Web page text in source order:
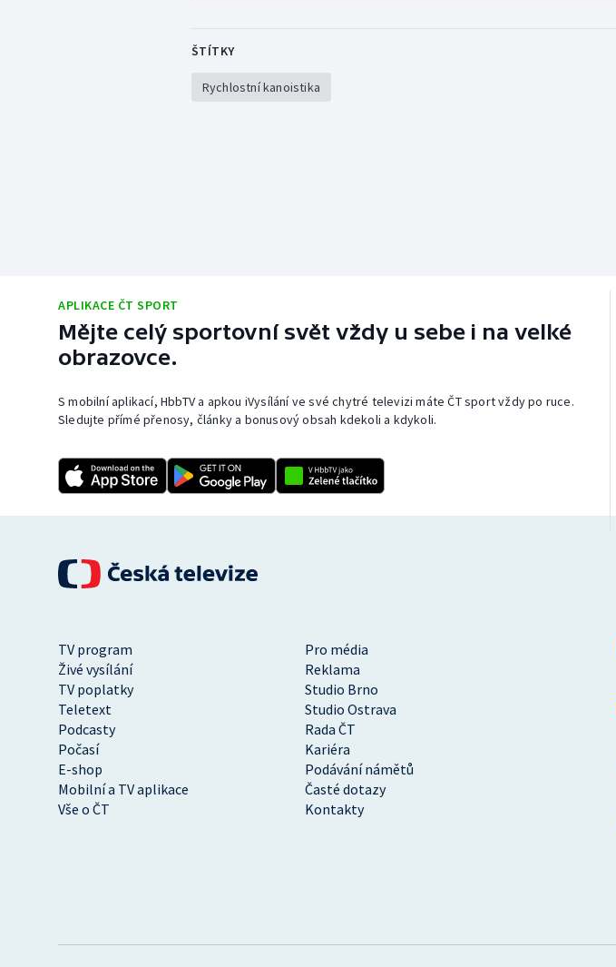
ŠTÍTKY
Rychlostní kanoistika
APLIKACE ČT SPORT
Mějte celý sportovní svět vždy u sebe i na velké
obrazovce.
S mobilní aplikací, HbbTV a apkou iVysílání ve své chytré televizi máte ČT sport vždy po ruce.
Sledujte přímé přenosy, články a bonusový obsah kdekoli a kdykoli.
TV program
Pro média
Živé vysílání
Reklama
TV poplatky
Studio Brno
Teletext
Studio Ostrava
Podcasty
Rada ČT
Počasí
Kariéra
E-shop
Podávání námětů
Mobilní a TV aplikace
Časté dotazy
Vše o ČT
Kontakty